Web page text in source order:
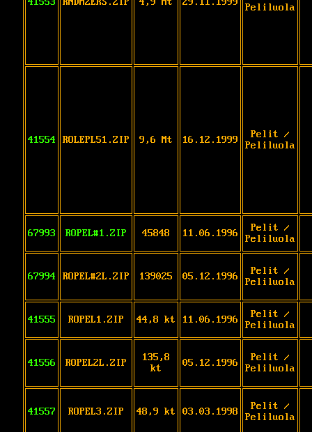
Peliluola
41554 ROLEPL51.ZIP 9,6 Mt 16.12.1999
Pelit /
Peliluola
67993 ROPEL#1.ZIP 45848 11.06.1996
Pelit /
Peliluola
67994 ROPEL#2L.ZIP 139025 05.12.1996
Pelit /
Peliluola
41555 ROPEL1.ZIP 44,8 kt 11.06.1996
Pelit /
Peliluola
41556 ROPEL2L.ZIP
135,8
kt
05.12.1996
Pelit /
Peliluola
41557 ROPEL3.ZIP 48,9 kt 03.03.1998
Pelit /
Peliluola